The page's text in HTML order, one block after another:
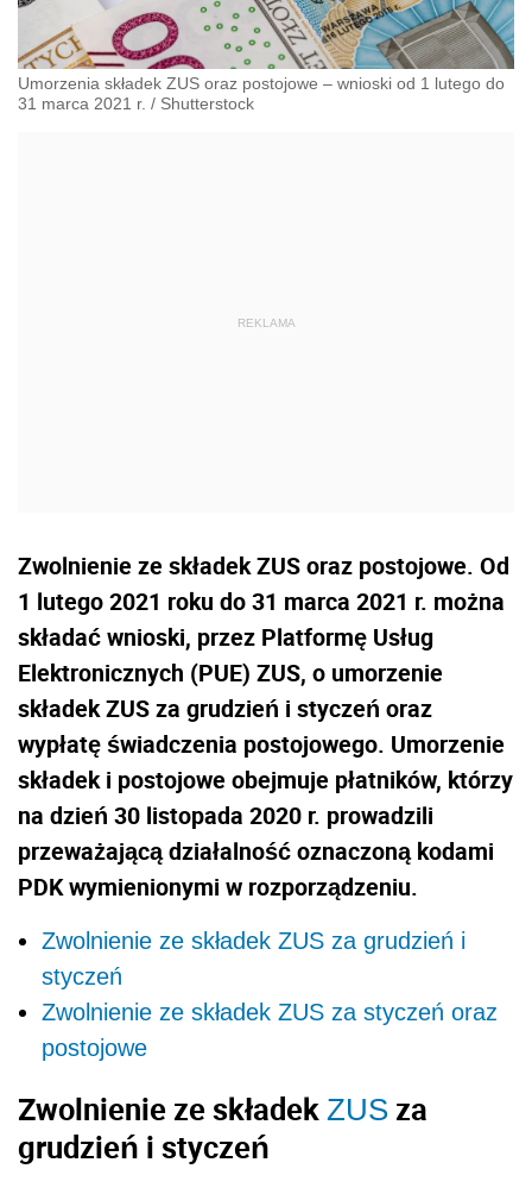
Umorzenia składek ZUS oraz postojowe – wnioski od 1 lutego do
31 marca 2021 r. / Shutterstock
Zwolnienie ze składek ZUS oraz postojowe. Od
1 lutego 2021 roku do 31 marca 2021 r. można
składać wnioski, przez Platformę Usług
Elektronicznych (PUE) ZUS, o umorzenie
składek ZUS za grudzień i styczeń oraz
wypłatę świadczenia postojowego. Umorzenie
składek i postojowe obejmuje płatników, którzy
na dzień 30 listopada 2020 r. prowadzili
przeważającą działalność oznaczoną kodami
PDK wymienionymi w rozporządzeniu.
Zwolnienie ze składek ZUS za grudzień i
styczeń
Zwolnienie ze składek ZUS za styczeń oraz
postojowe
Zwolnienie ze składek ZUS za
grudzień i styczeń